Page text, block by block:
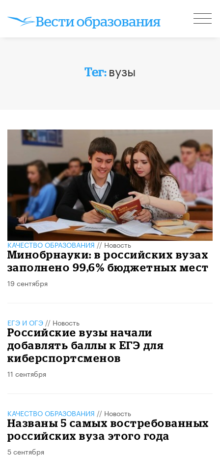
Тег: вузы
КАЧЕСТВО ОБРАЗОВАНИЯ//Новость
Минобрнауки: в российских вузах
заполнено 99,6% бюджетных мест
19 сентября
ЕГЭ И ОГЭ // Новость
Российские вузы начали
добавлять баллы к ЕГЭ для
киберспортсменов
11 сентября
КАЧЕСТВО ОБРАЗОВАНИЯ // Новость
Названы 5 самых востребованных
российских вуза этого года
5 сентября